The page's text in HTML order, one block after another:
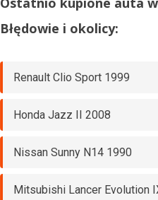
Błędowie i okolicy:
Renault Clio Sport 1999
Honda Jazz II 2008
Nissan Sunny N14 1990
Mitsubishi Lancer Evolution